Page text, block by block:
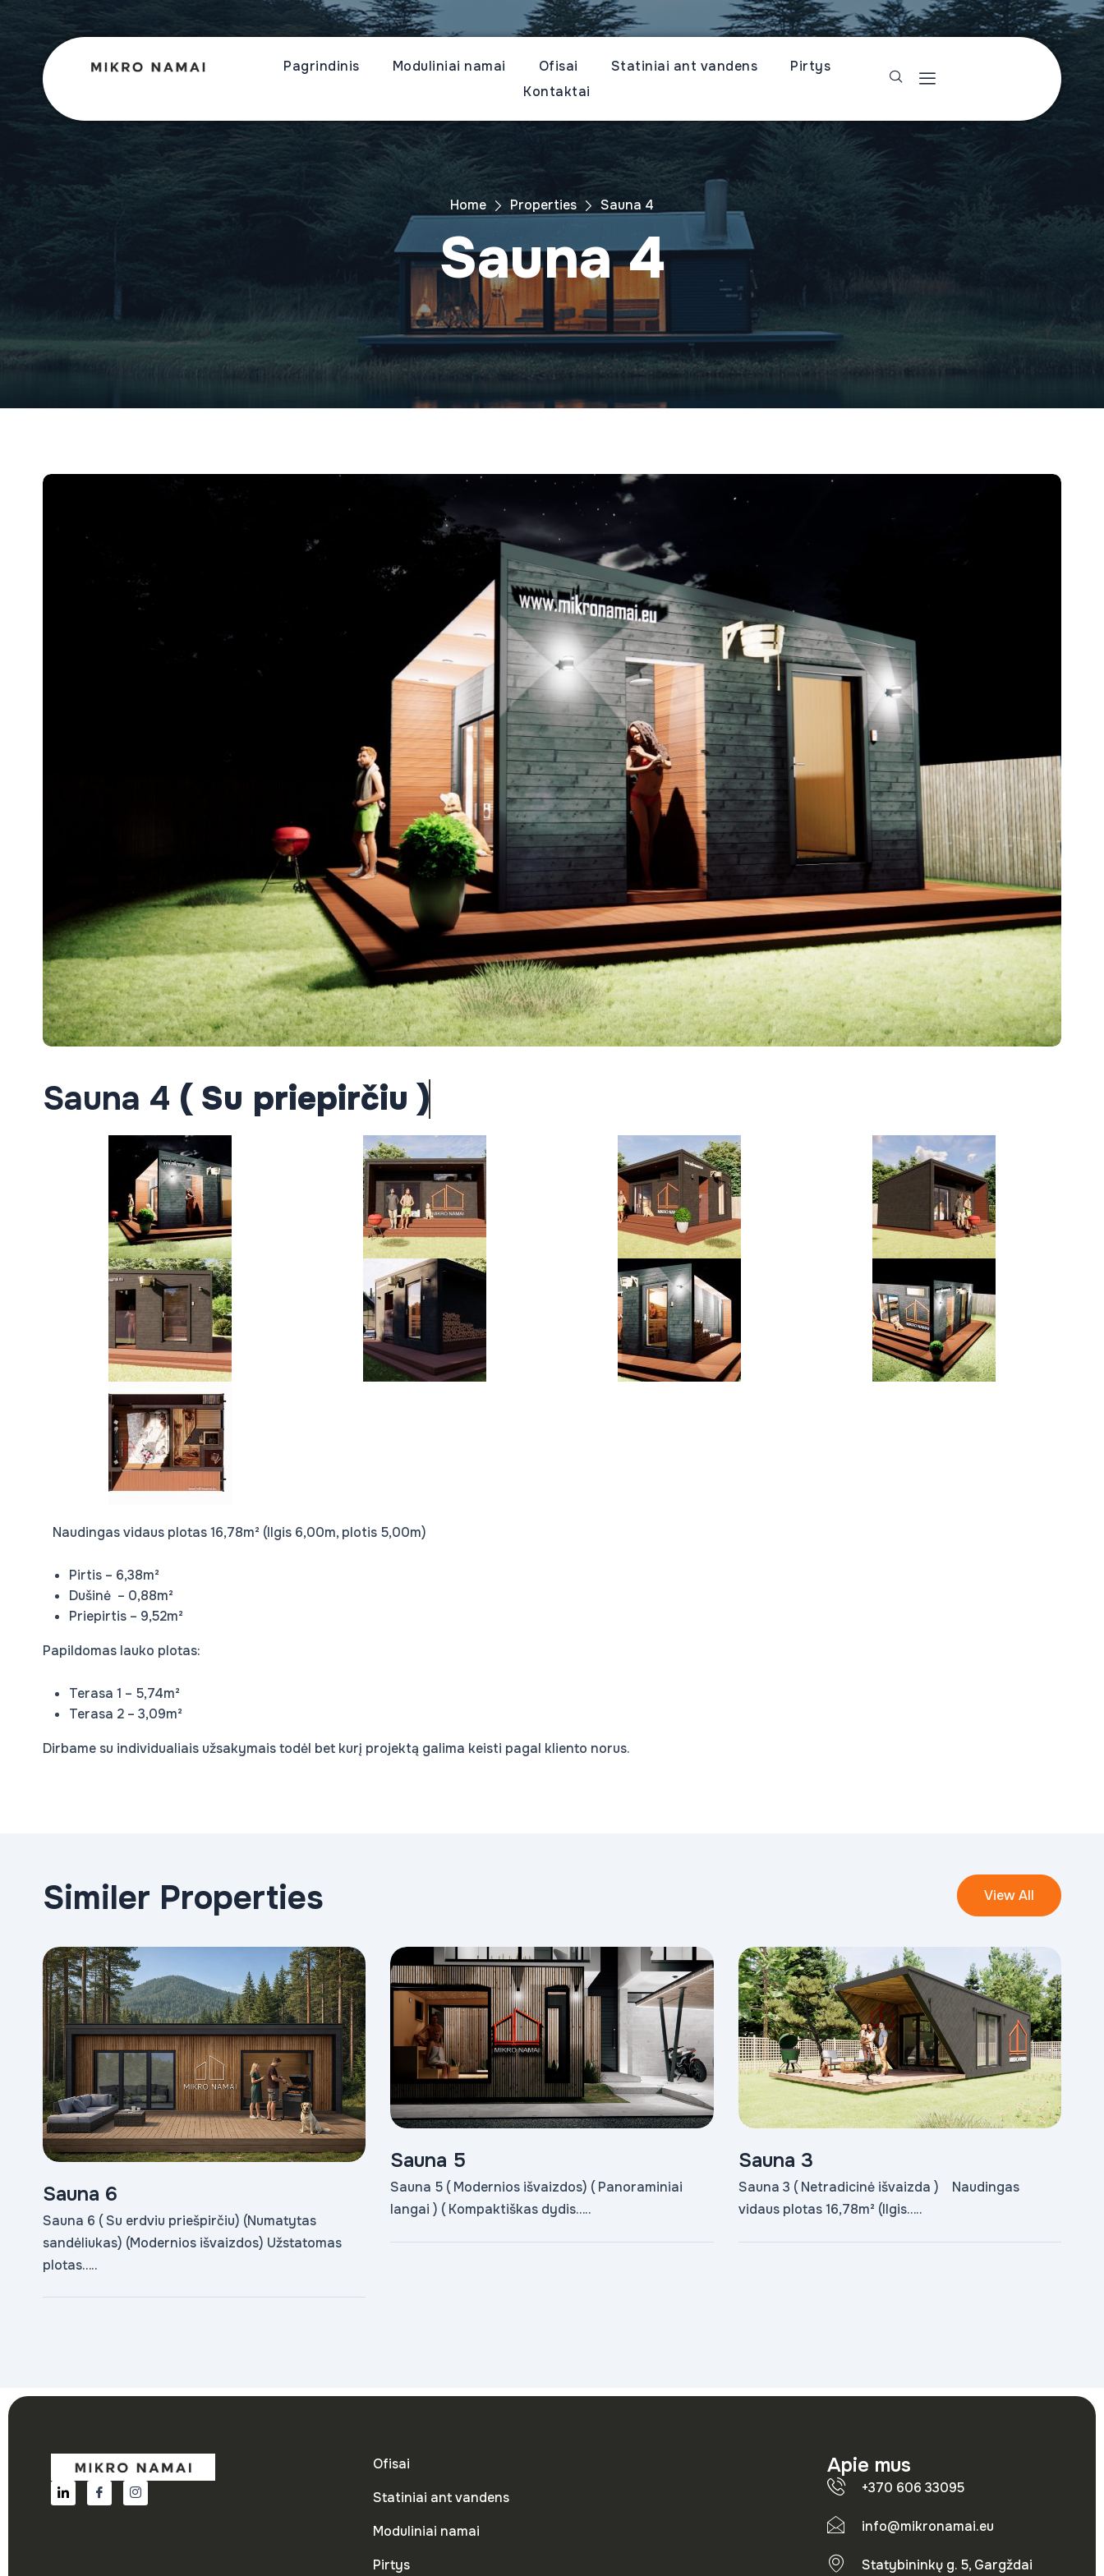
Pagrindinis Moduliniai namai Ofisai Statiniai ant vandens
Pirtys
Kontaktai
Home Properties Sauna 4
Sauna 4
Sauna 4 ( Su priepirčiu )
Naudingas vidaus plotas 16,78m² (Ilgis 6,00m, plotis 5,00m)
Pirtis – 6,38m²
Dušinė – 0,88m²
Priepirtis – 9,52m²
Papildomas lauko plotas:
Terasa 1 – 5,74m²
Terasa 2 – 3,09m²
Dirbame su individualiais užsakymais todėl bet kurį projektą galima keisti pagal kliento norus.
Similer Properties View All
Sauna 6
Sauna 6 ( Su erdviu priešpirčiu) (Numatytas
sandėliukas) (Modernios išvaizdos) Užstatomas
plotas…..
Sauna 5
Sauna 5 ( Modernios išvaizdos) ( Panoraminiai
langai ) ( Kompaktiškas dydis…..
Sauna 3
Sauna 3 ( Netradicinė išvaizda ) Naudingas
vidaus plotas 16,78m² (Ilgis…..
Ofisai
Statiniai ant vandens
Moduliniai namai
Pirtys
Apie mus
+370 606 33095
info@mikronamai.eu
Statybininkų g. 5, Gargždai